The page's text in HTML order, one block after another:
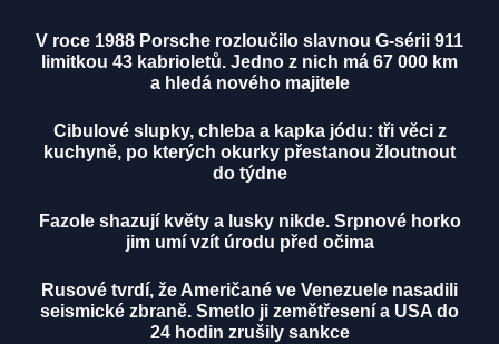
V roce 1988 Porsche rozloučilo slavnou G-sérii 911
limitkou 43 kabrioletů. Jedno z nich má 67 000 km
a hledá nového majitele
Cibulové slupky, chleba a kapka jódu: tři věci z
kuchyně, po kterých okurky přestanou žloutnout
do týdne
Fazole shazují květy a lusky nikde. Srpnové horko
jim umí vzít úrodu před očima
Rusové tvrdí, že Američané ve Venezuele nasadili
seismické zbraně. Smetlo ji zemětřesení a USA do
24 hodin zrušily sankce